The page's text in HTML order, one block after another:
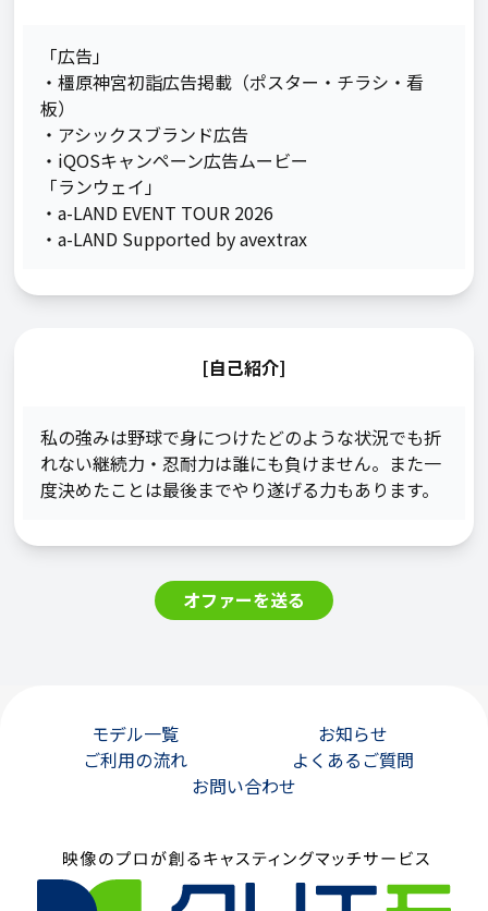
「広告」
・橿原神宮初詣広告掲載（ポスター・チラシ・看
板）
・アシックスブランド広告
・iQOSキャンペーン広告ムービー
「ランウェイ」
・a-LAND EVENT TOUR 2026
・a-LAND Supported by avextrax
[自己紹介]
私の強みは野球で身につけたどのような状況でも折
れない継続力・忍耐力は誰にも負けません。また一
度決めたことは最後までやり遂げる力もあります。
オファーを送る
モデル一覧
お知らせ
ご利用の流れ
よくあるご質問
お問い合わせ